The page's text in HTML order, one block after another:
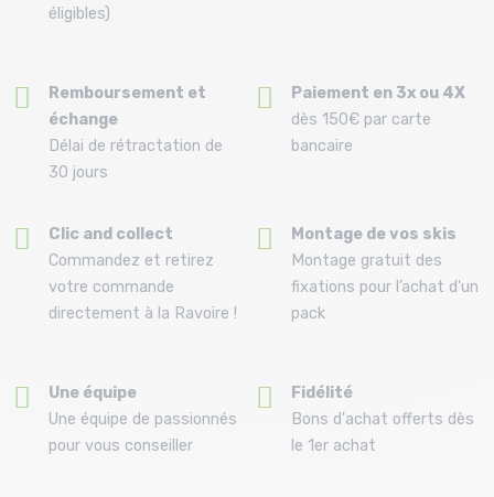
éligibles)
Remboursement et
échange
Délai de rétractation de
30 jours
Paiement en 3x ou 4X
dès 150€ par carte
bancaire
Clic and collect
Commandez et retirez
votre commande
directement à la Ravoire !
Montage de vos skis
Montage gratuit des
fixations pour l’achat d'un
pack
Une équipe
Une équipe de passionnés
pour vous conseiller
Fidélité
Bons d'achat offerts dès
le 1er achat